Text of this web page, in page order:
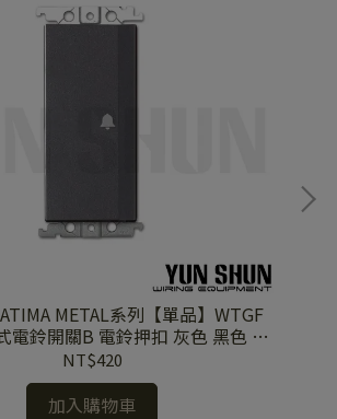
METAL系列【單品】WTGF
電鈴開關B 電鈴押扣 灰色 黑色 陶
瓷白
NT$420
加入購物車